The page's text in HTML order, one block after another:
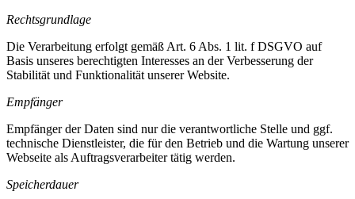
Rechtsgrundlage
Die Verarbeitung erfolgt gemäß Art. 6 Abs. 1 lit. f DSGVO auf
Basis unseres berechtigten Interesses an der Verbesserung der
Stabilität und Funktionalität unserer Website.
Empfänger
Empfänger der Daten sind nur die verantwortliche Stelle und ggf.
technische Dienstleister, die für den Betrieb und die Wartung unserer
Webseite als Auftragsverarbeiter tätig werden.
Speicherdauer